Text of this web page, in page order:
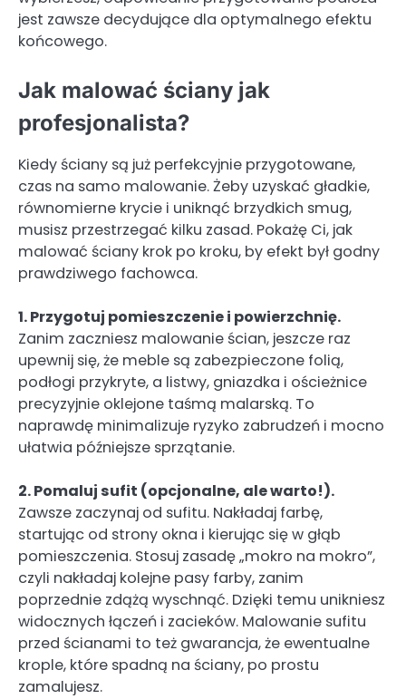
jest zawsze decydujące dla optymalnego efektu
końcowego.
Jak malować ściany jak
profesjonalista?
Kiedy ściany są już perfekcyjnie przygotowane,
czas na samo malowanie. Żeby uzyskać gładkie,
równomierne krycie i uniknąć brzydkich smug,
musisz przestrzegać kilku zasad. Pokażę Ci, jak
malować ściany krok po kroku, by efekt był godny
prawdziwego fachowca.
1. Przygotuj pomieszczenie i powierzchnię.
Zanim zaczniesz malowanie ścian, jeszcze raz
upewnij się, że meble są zabezpieczone folią,
podłogi przykryte, a listwy, gniazdka i ościeżnice
precyzyjnie oklejone taśmą malarską. To
naprawdę minimalizuje ryzyko zabrudzeń i mocno
ułatwia późniejsze sprzątanie.
2. Pomaluj sufit (opcjonalne, ale warto!).
Zawsze zaczynaj od sufitu. Nakładaj farbę,
startując od strony okna i kierując się w głąb
pomieszczenia. Stosuj zasadę „mokro na mokro”,
czyli nakładaj kolejne pasy farby, zanim
poprzednie zdążą wyschnąć. Dzięki temu unikniesz
widocznych łączeń i zacieków. Malowanie sufitu
przed ścianami to też gwarancja, że ewentualne
krople, które spadną na ściany, po prostu
zamalujesz.